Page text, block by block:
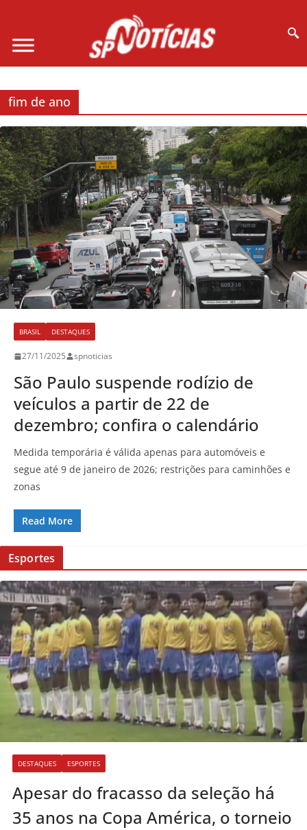
fim de ano
BRASIL DESTAQUES
27/11/2025 spnoticias
São Paulo suspende rodízio de
veículos a partir de 22 de
dezembro; confira o calendário
Medida temporária é válida apenas para automóveis e
segue até 9 de janeiro de 2026; restrições para caminhões e
zonas
Read More
Esportes
DESTAQUES ESPORTES
Apesar do fracasso da seleção há
35 anos na Copa América, o torneio